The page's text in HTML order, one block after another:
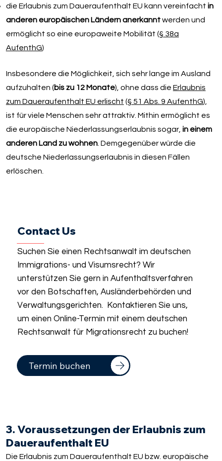
die Erlaubnis zum Daueraufenthalt EU kann vereinfacht in
anderen europäischen Ländern anerkanntwerden und
ermöglicht so eine europaweite Mobilität (§ 38a
AufenthG)
Insbesondere die Möglichkeit, sich sehr lange im Ausland
aufzuhalten (bis zu 12 Monate), ohne dass die Erlaubnis
zum Daueraufenthalt EU erlischt (§ 51 Abs. 9 AufenthG),
ist für viele Menschen sehr attraktiv. Mithin ermöglicht es
die europäische Niederlassungserlaubnis sogar, in einem
anderen Land zu wohnen. Demgegenüber würde die
deutsche Niederlassungserlaubnis in diesen Fällen
erlöschen.
Contact Us
Suchen Sie einen Rechtsanwalt im deutschen
Immigrations- und Visumsrecht? Wir
unterstützen Sie gern in Aufenthaltsverfahren
vor den Botschaften, Ausländerbehörden und
Verwaltungsgerichten. Kontaktieren Sie uns,
um einen Online-Termin mit einem deutschen
Rechtsanwalt für Migrationsrecht zu buchen!
Termin buchen
3. Voraussetzungen der Erlaubnis zum
Daueraufenthalt EU
Die Erlaubnis zum Daueraufenthalt EU bzw. europäische